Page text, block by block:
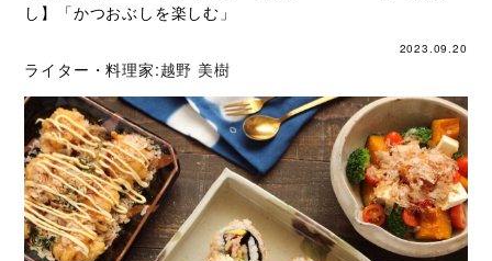
し】「かつおぶしを楽しむ」
2023.09.20
ライター・料理家:越野 美樹